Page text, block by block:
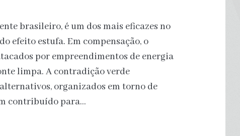
brasileiro, é um dos mais eficazes no
efeito estufa. Em compensação, o
por empreendimentos de energia
limpa. A contradição verde
organizados em torno de
contribuído para…